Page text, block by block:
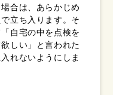
合は、あらかじめ
立ち入ります。そ
自宅の中を点検を
しい」と言われた
れないようにしま